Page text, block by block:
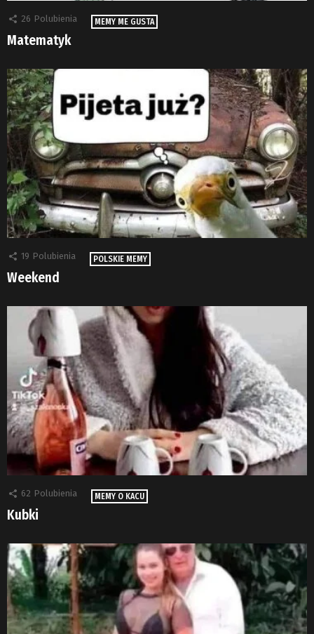
26 Polubienia MEMY ME GUSTA
Matematyk
19 Polubienia POLSKIE MEMY
Weekend
62 Polubienia MEMY O KACU
Kubki